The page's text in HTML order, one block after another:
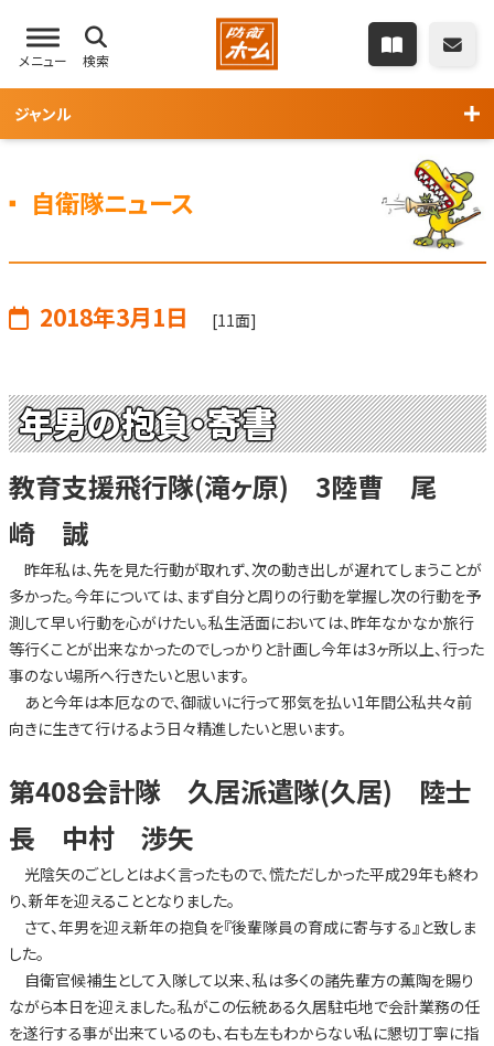
メニュー 検索
ジャンル
自衛隊ニュース
2018年3月1日 [11面]
年男の抱負・寄書
教育支援飛行隊(滝ヶ原) 3陸曹 尾
崎 誠
昨年私は、先を見た行動が取れず、次の動き出しが遅れてしまうことが
多かった。今年については、まず自分と周りの行動を掌握し次の行動を予
測して早い行動を心がけたい。私生活面においては、昨年なかなか旅行
等行くことが出来なかったのでしっかりと計画し今年は3ヶ所以上、行った
事のない場所へ行きたいと思います。
あと今年は本厄なので、御祓いに行って邪気を払い1年間公私共々前
向きに生きて行けるよう日々精進したいと思います。
第408会計隊 久居派遣隊(久居) 陸士
長 中村 渉矢
光陰矢のごとしとはよく言ったもので、慌ただしかった平成29年も終わ
り、新年を迎えることとなりました。
さて、年男を迎え新年の抱負を『後輩隊員の育成に寄与する』と致しま
した。
自衛官候補生として入隊して以来、私は多くの諸先輩方の薫陶を賜り
ながら本日を迎えました。私がこの伝統ある久居駐屯地で会計業務の任
を遂行する事が出来ているのも、右も左もわからない私に懇切丁寧に指